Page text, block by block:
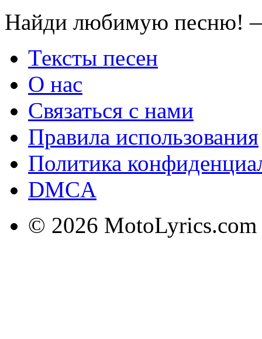
Найди любимую песню!
Тексты песен
О нас
Связаться с нами
Правила использования
Политика
DMCA
© 2026